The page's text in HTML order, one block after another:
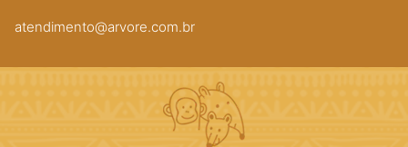
atendimento@arvore.com.br